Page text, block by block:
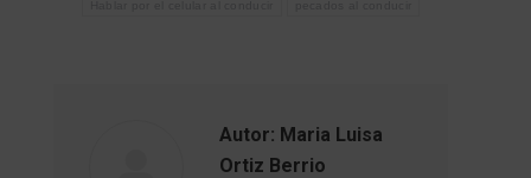
Autor: Maria Luisa
Ortiz Berrio